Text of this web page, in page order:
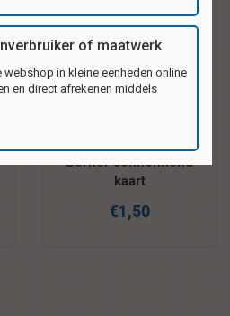
Berner sennenhond
kaart
€1,50
of maatwerk
webshop in kleine eenheden online
en direct afrekenen middels